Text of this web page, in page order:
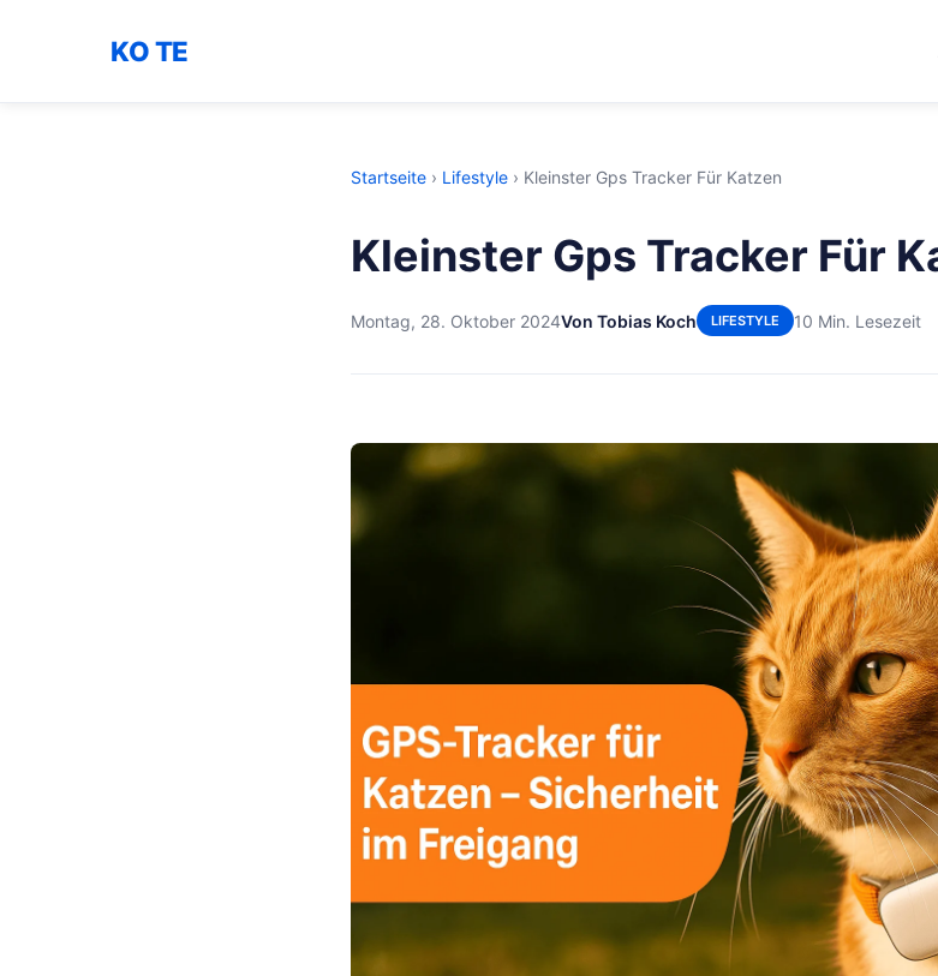
KO TE
Startseite › Lifestyle › Kleinster Gps Tracker Für Katzen
Kleinster Gps Tracker Für
Montag, 28. Oktober 2024Von Tobias Koch LIFESTYLE 10 Min. Lesezeit